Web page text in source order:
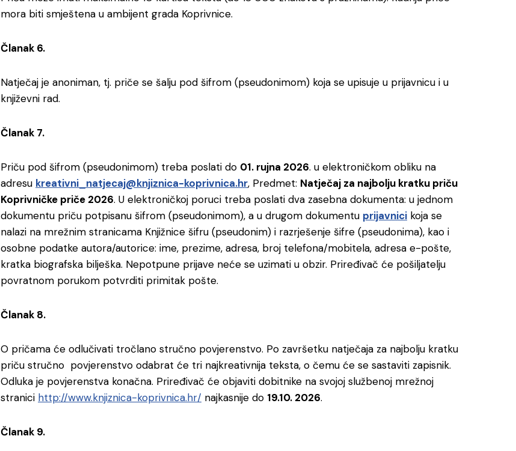
mora biti smještena u ambijent grada Koprivnice.
Članak 6.
Natječaj je anoniman, tj. priče se šalju pod šifrom (pseudonimom) koja se upisuje u prijavnicu i u
književni rad.
Članak 7.
Priču pod šifrom (pseudonimom) treba poslati do 01. rujna 2026. u elektroničkom obliku na
adresu kreativni_natjecaj@knjiznica-koprivnica.hr, Predmet: Natječaj za najbolju kratku priču
Koprivničke priče 2026. U elektroničkoj poruci treba poslati dva zasebna dokumenta: u jednom
dokumentu priču potpisanu šifrom (pseudonimom), a u drugom dokumentu prijavnici koja se
nalazi na mrežnim stranicama Knjižnice šifru (pseudonim) i razrješenje šifre (pseudonima), kao i
osobne podatke autora/autorice: ime, prezime, adresa, broj telefona/mobitela, adresa e-pošte,
kratka biografska bilješka. Nepotpune prijave neće se uzimati u obzir. Priređivač će pošiljatelju
povratnom porukom potvrditi primitak pošte.
Članak 8.
O pričama će odlučivati tročlano stručno povjerenstvo. Po završetku natječaja za najbolju kratku
priču stručno povjerenstvo odabrat će tri najkreativnija teksta, o čemu će se sastaviti zapisnik.
Odluka je povjerenstva konačna. Priređivač će objaviti dobitnike na svojoj službenoj mrežnoj
stranici http://www.knjiznica-koprivnica.hr/ najkasnije do 19.10. 2026.
Članak 9.